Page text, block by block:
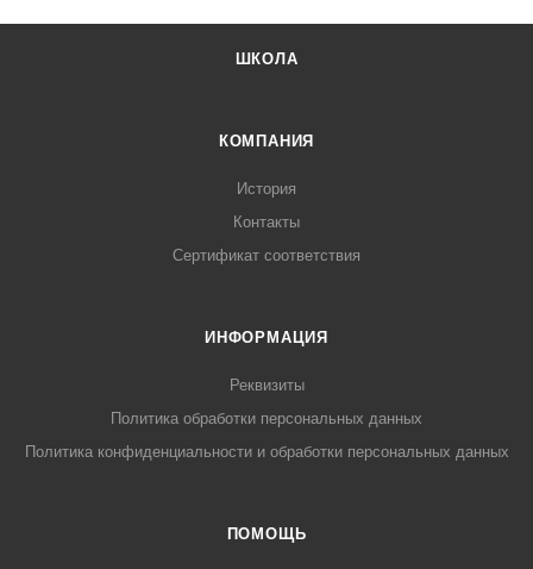
ШКОЛА
КОМПАНИЯ
История
Контакты
Сертификат соответствия
ИНФОРМАЦИЯ
Реквизиты
Политика обработки персональных данных
Политика конфиденциальности и обработки персональных данных
ПОМОЩЬ